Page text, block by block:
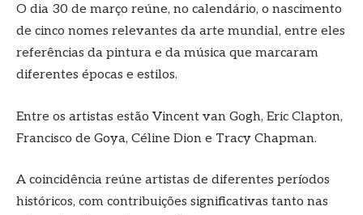
O dia 30 de março reúne, no calendário, o nascimento
de cinco nomes relevantes da arte mundial, entre eles
referências da pintura e da música que marcaram
diferentes épocas e estilos.
Entre os artistas estão Vincent van Gogh, Eric Clapton,
Francisco de Goya, Céline Dion e Tracy Chapman.
A coincidência reúne artistas de diferentes períodos
históricos, com contribuições significativas tanto nas